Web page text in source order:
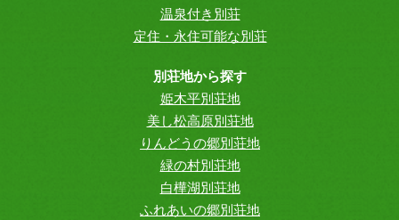
温泉付き別荘
定住・永住可能な別荘
別荘地から探す
姫木平別荘地
美し松高原別荘地
りんどうの郷別荘地
緑の村別荘地
白樺湖別荘地
ふれあいの郷別荘地